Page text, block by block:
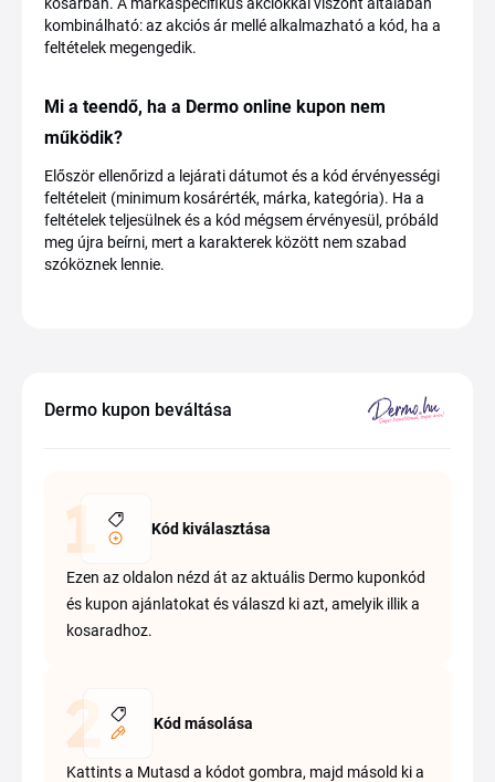
kombinálható: az akciós ár mellé alkalmazható a kód, ha a
feltételek megengedik.
Mi a teendő, ha a Dermo online kupon nem
működik?
Először ellenőrizd a lejárati dátumot és a kód érvényességi
feltételeit (minimum kosárérték, márka, kategória). Ha a
feltételek teljesülnek és a kód mégsem érvényesül, próbáld
meg újra beírni, mert a karakterek között nem szabad
szóköznek lennie.
Dermo kupon beváltása
Kód kiválasztása
Ezen az oldalon nézd át az aktuális Dermo kuponkód
és kupon ajánlatokat és válaszd ki azt, amelyik illik a
kosaradhoz.
Kód másolása
Kattints a Mutasd a kódot gombra, majd másold ki a